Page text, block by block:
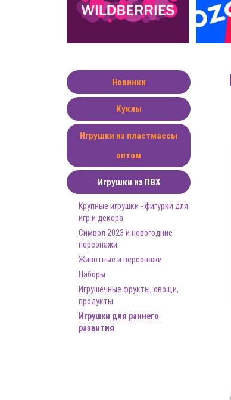
Новинки
Куклы
Игрушки из пластмассы
оптом
Игрушки из ПВХ
Крупные игрушки - фигурки для
игр и декора
Символ 2023 и новогодние
персонажи
Животные и персонажи
Наборы
Игрушечные фрукты, овощи,
продукты
Игрушки для раннего
развития